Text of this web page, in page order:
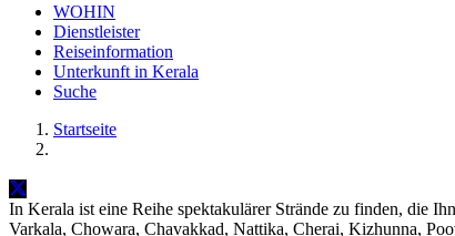
WOHIN
Dienstleister
Reiseinformation
Unterkunft in Kerala
Suche
Startseite
In Kerala ist eine Reihe spektakulärer Strände zu finden, die
Varkala, Chowara, Chavakkad, Nattika, Cherai, Kizhunna,